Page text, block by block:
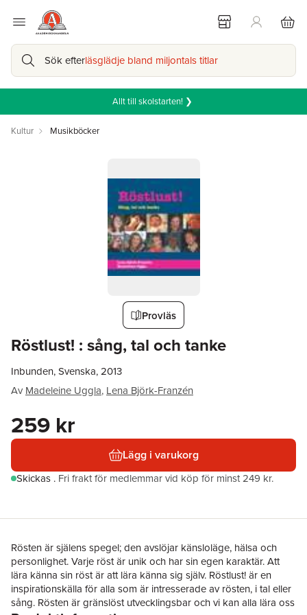
Sök efterläsglädje bland miljontals titlar
Allt till skolstarten! ❯
Kultur Musikböcker
Provläs
Röstlust! : sång, tal och tanke
Inbunden, Svenska, 2013
Av Madeleine Uggla, Lena Björk-Franzén
259 kr
Lägg i varukorg
Skickas . Fri frakt för medlemmar vid köp för minst 249 kr.
Rösten är själens spegel; den avslöjar känsloläge, hälsa och
personlighet. Varje röst är unik och har sin egen karaktär. Att
lära känna sin röst är att lära känna sig själv. Röstlust! är en
inspirationskälla för alla som är intresserade av rösten, i tal eller
sång. Rösten är gränslöst utvecklingsbar och vi kan alla lära oss